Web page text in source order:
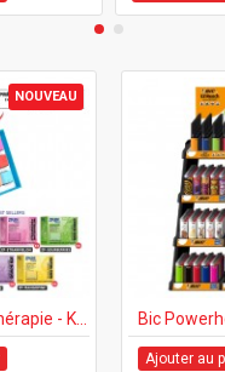
NOUVEAU
Ajouter au